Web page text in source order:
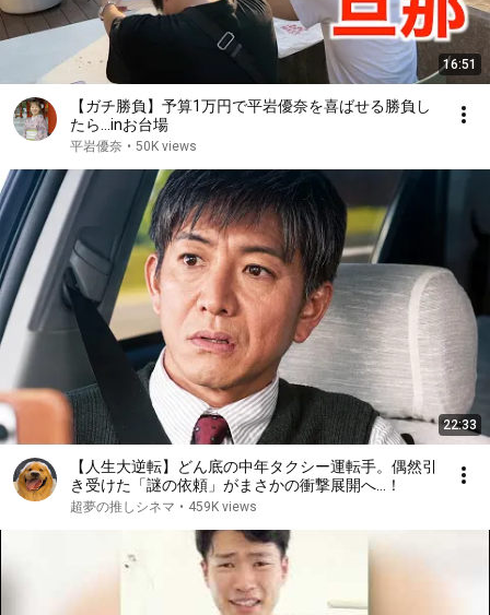
16:51
【ガチ勝負】予算1万円で平岩優奈を喜ばせる勝負し
たら…inお台場
平岩優奈 • 50K views
22:33
【人生大逆転】どん底の中年タクシー運転手。偶然引
き受けた「謎の依頼」がまさかの衝撃展開へ…！
超夢の推しシネマ • 459K views